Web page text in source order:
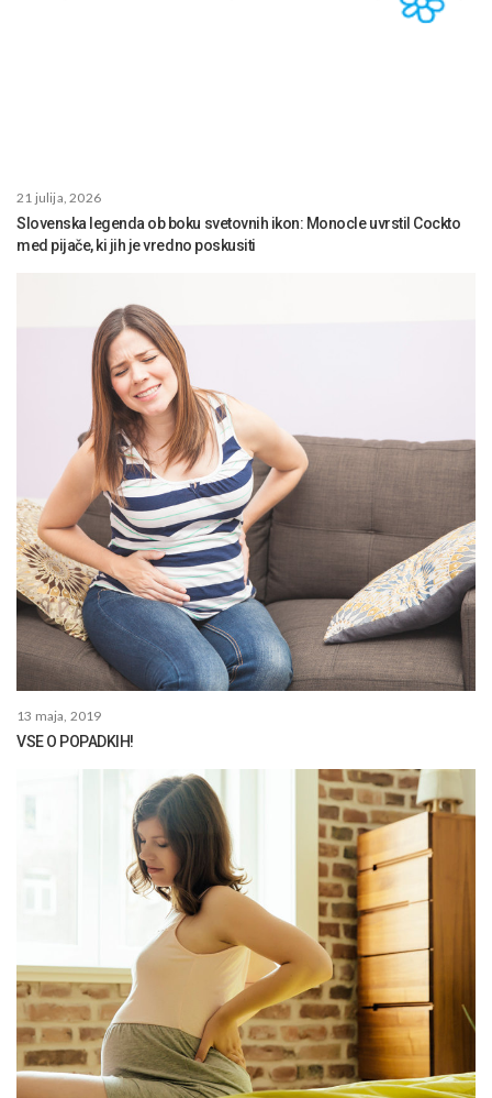
21 julija, 2026
Slovenska legenda ob boku svetovnih ikon: Monocle uvrstil Cockto
med pijače, ki jih je vredno poskusiti
13 maja, 2019
VSE O POPADKIH!